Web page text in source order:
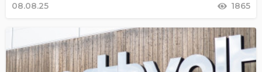
08.08.25 1865